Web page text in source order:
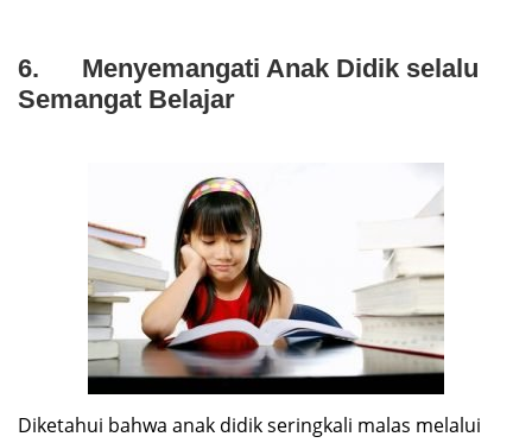
6. Menyemangati Anak Didik selalu
Semangat Belajar
Diketahui bahwa anak didik seringkali malas melalui